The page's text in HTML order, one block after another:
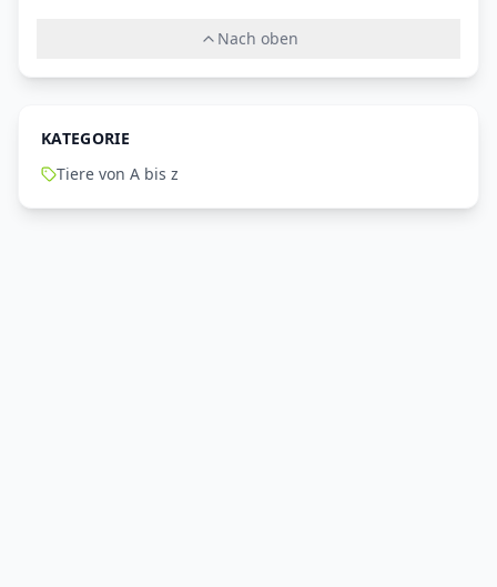
Nach oben
KATEGORIE
Tiere von A bis z